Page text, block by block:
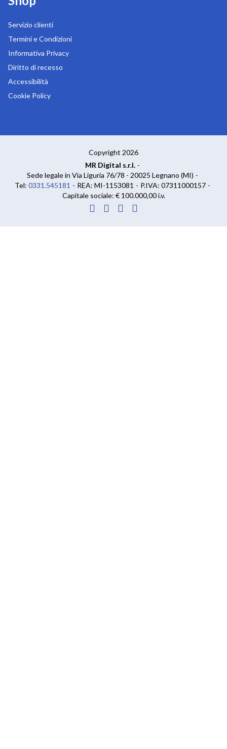
Servizio clienti
Termini e Condizioni
Informativa Privacy
Diritto di recesso
Accessibilità
Cookie Policy
Copyright 2026
MR Digital s.r.l. -
Sede legale in Via Liguria 76/78 - 20025 Legnano (MI) -
Tel: 0331.545181 - REA: MI-1153081 - P.IVA: 07311000157 -
Capitale sociale: € 100.000,00 i.v.